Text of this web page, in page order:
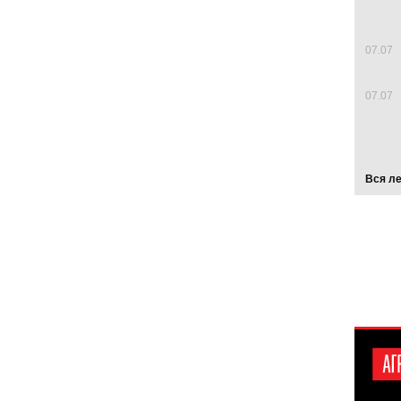
07.07
07.07
Вся